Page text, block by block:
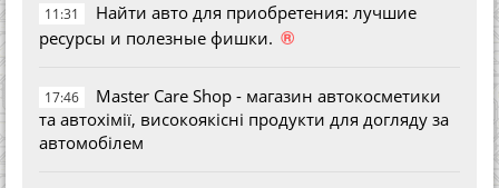
11:31
Найти авто для приобретения: лучшие
ресурсы и полезные фишки. ®
17:46
Master Care Shop - магазин автокосметики
та автохімії, високоякісні продукти для догляду за
автомобілем